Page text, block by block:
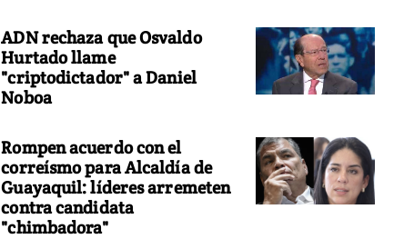
ADN rechaza que Osvaldo
Hurtado llame
"criptodictador" a Daniel
Noboa
Rompen acuerdo con el
correísmo para Alcaldía de
Guayaquil: líderes arremeten
contra candidata
"chimbadora"